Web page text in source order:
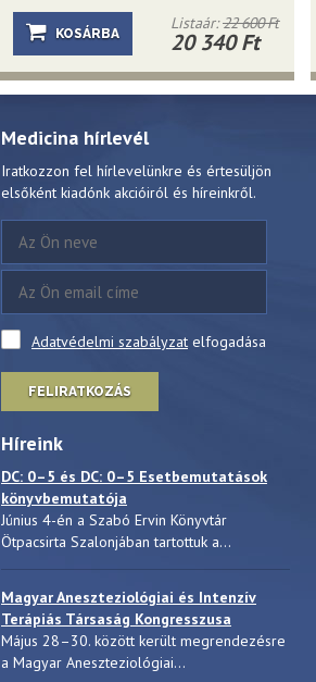
Listaár:22 600 Ft
20 340 Ft
KOSÁRBA
Medicina hírlevél
Iratkozzon fel hírlevelünkre és értesüljön
elsőként kiadónk akcióiról és híreinkről.
Adatvédelmi szabályzat elfogadása
FELIRATKOZÁS
Híreink
DC: 0–5 és DC: 0–5 Esetbemutatások
könyvbemutatója
Június 4-én a Szabó Ervin Könyvtár
Ötpacsirta Szalonjában tartottuk a...
Magyar Aneszteziológiai és Intenzív
Terápiás Társaság Kongresszusa
Május 28–30. között került megrendezésre
a Magyar Aneszteziológiai...